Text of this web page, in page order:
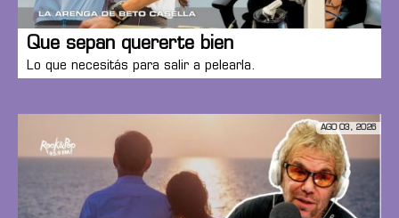
Que sepan quererte bien
Lo que necesitás para salir a pelearla.
AGO 03, 2026